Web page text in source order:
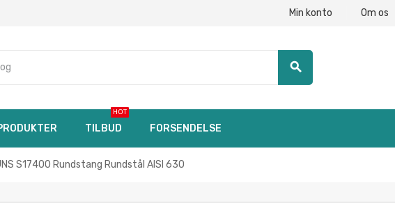
Min konto Om os
search
TILBUD
HOT
FORSENDELSE
S17400 Rundstang Rundstål AISI 630